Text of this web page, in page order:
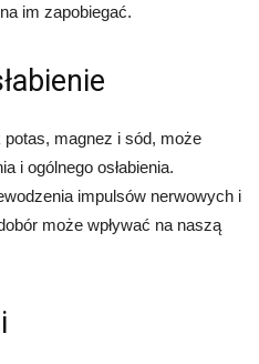
im zapobiegać.
potas, magnez i sód, może
i ogólnego osłabienia.
impulsów nerwowych i
może wpływać na naszą